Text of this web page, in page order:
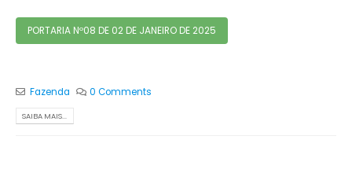
PORTARIA Nº08 DE 02 DE JANEIRO DE 2025
Fazenda 0 Comments
SAIBA MAIS...